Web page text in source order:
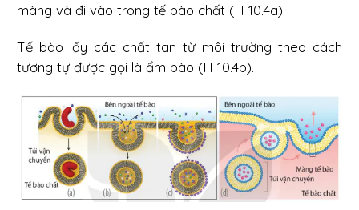
màng và đi vào trong tế bào chất (H 10.4a).
Tế bào lấy các chất tan từ môi trường theo cách
tương tự được gọi là ẩm bào (H 10.4b).